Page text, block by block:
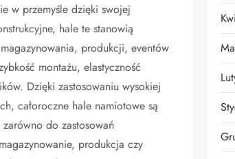
w przemyśle dzięki swojej
hale te stanowią
produkcji, eventów
montażu, elastyczność
Dzięki zastosowaniu wysokiej
całoroczne hale namiotowe są
do zastosowań
produkcja czy